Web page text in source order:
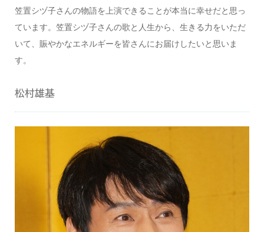
笠置シヅ子さんの物語を上演できることが本当に幸せだと思っ
ています。笠置シヅ子さんの歌と人生から、生きる力をいただ
いて、賑やかなエネルギーを皆さんにお届けしたいと思いま
す。
松村雄基